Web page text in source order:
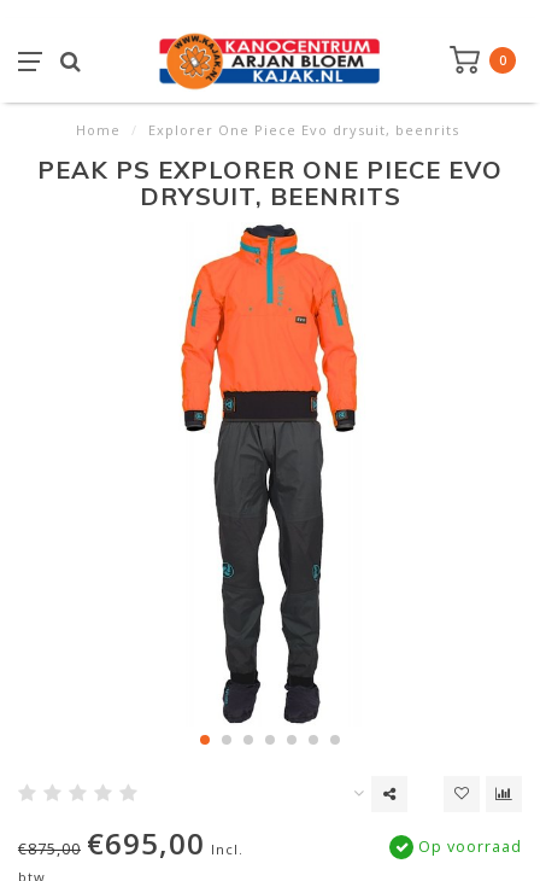
0
Home / Explorer One Piece Evo drysuit, beenrits
PEAK PS EXPLORER ONE PIECE EVO
DRYSUIT, BEENRITS
€875,00 €695,00 Incl.
btw
Op voorraad